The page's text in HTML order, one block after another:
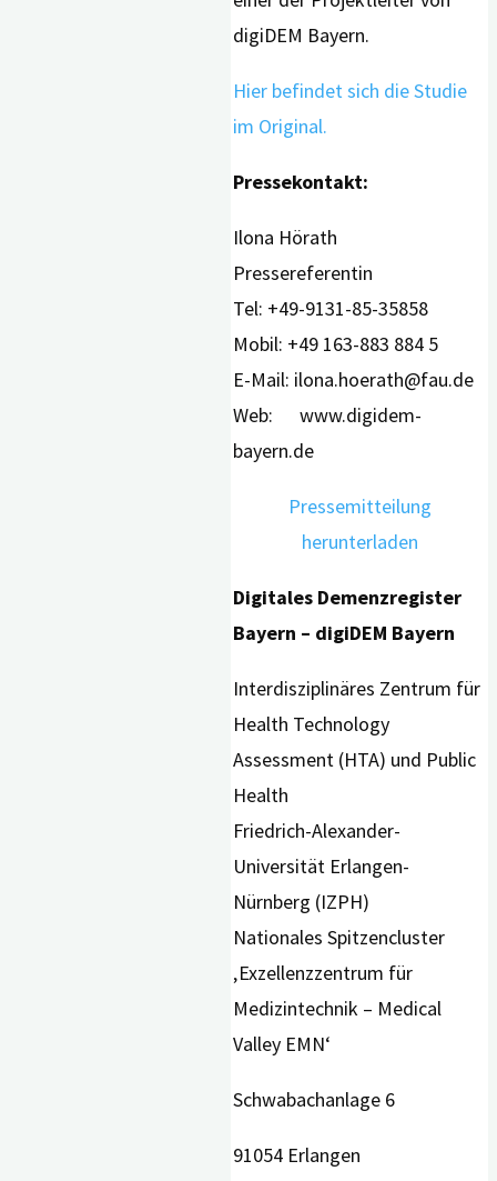
digiDEM Bayern.
Hier befindet sich die Studie
im Original.
Pressekontakt:
Ilona Hörath
Pressereferentin
Tel: +49-9131-85-35858
Mobil: +49 163-883 884 5
E-Mail: ilona.hoerath@fau.de
Web: www.digidem-
bayern.de
Pressemitteilung
herunterladen
Digitales Demenzregister
Bayern – digiDEM Bayern
Interdisziplinäres Zentrum für
Health Technology
Assessment (HTA) und Public
Health
Friedrich-Alexander-
Universität Erlangen-
Nürnberg (IZPH)
Nationales Spitzencluster
‚Exzellenzzentrum für
Medizintechnik – Medical
Valley EMN‘
Schwabachanlage 6
91054 Erlangen